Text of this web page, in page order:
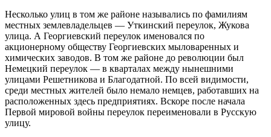
Несколько улиц в том же районе назывались по фамилиям
местных землевладельцев — Уткинский переулок, Жукова
улица. А Георгиевский переулок именовался по
акционерному обществу Георгиевских мыловаренных и
химических заводов. В том же районе до революции был
Немецкий переулок — в кварталах между нынешними
улицами Решетникова и Благодатной. По всей видимости,
среди местных жителей было немало немцев, работавших на
расположенных здесь предприятиях. Вскоре после начала
Первой мировой войны переулок переименовали в Русскую
улицу.